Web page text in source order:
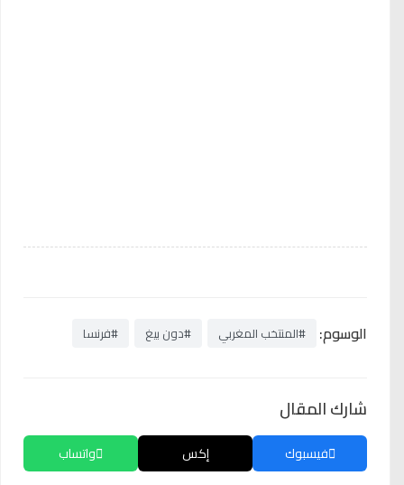
الوسوم: #المنتخب المغربي #دون بيغ #فرنسا
شارك المقال
فيسبوك إكس واتساب